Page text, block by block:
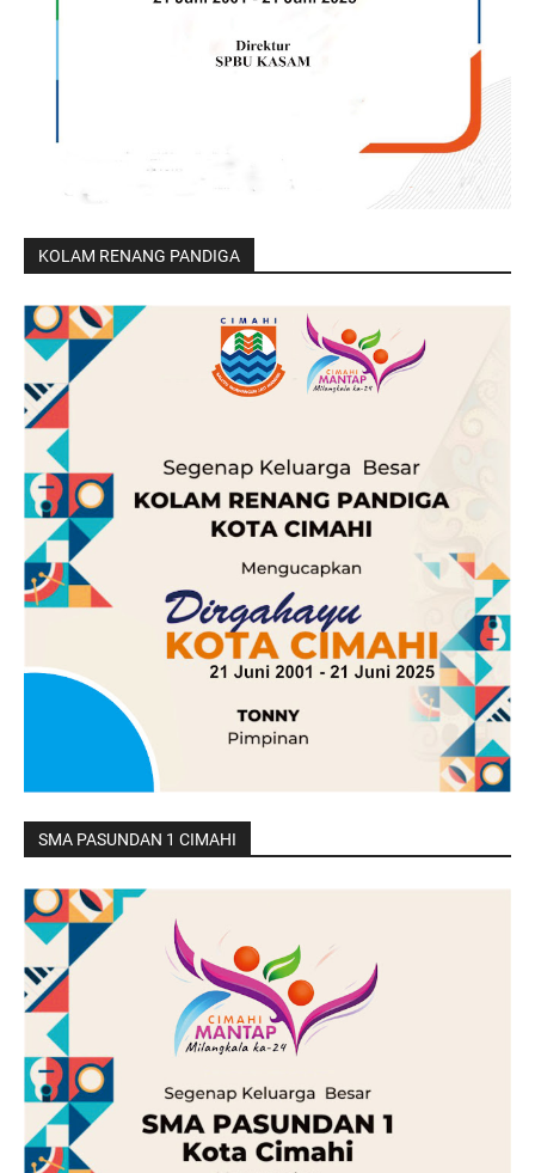
KOLAM RENANG PANDIGA
SMA PASUNDAN 1 CIMAHI